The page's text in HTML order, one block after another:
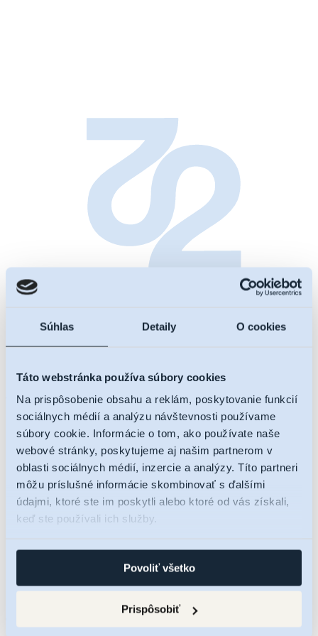
Súhlas Detaily O cookies
Táto webstránka používa súbory cookies
Na prispôsobenie obsahu a reklám, poskytovanie funkcií
sociálnych médií a analýzu návštevnosti používame
súbory cookie. Informácie o tom, ako používate naše
webové stránky, poskytujeme aj našim partnerom v
oblasti sociálnych médií, inzercie a analýzy. Títo partneri
môžu príslušné informácie skombinovať s ďalšími
údajmi, ktoré ste im poskytli alebo ktoré od vás získali,
keď ste používali ich služby.
Povoliť všetko
Prispôsobiť
O projekte
Lokalita
Ponuka bytov
Cenník
Financovanie